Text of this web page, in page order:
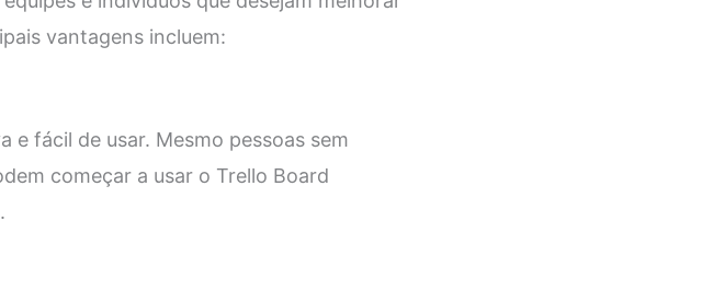
vantagens incluem:
fácil de usar. Mesmo pessoas sem
começar a usar o Trello Board